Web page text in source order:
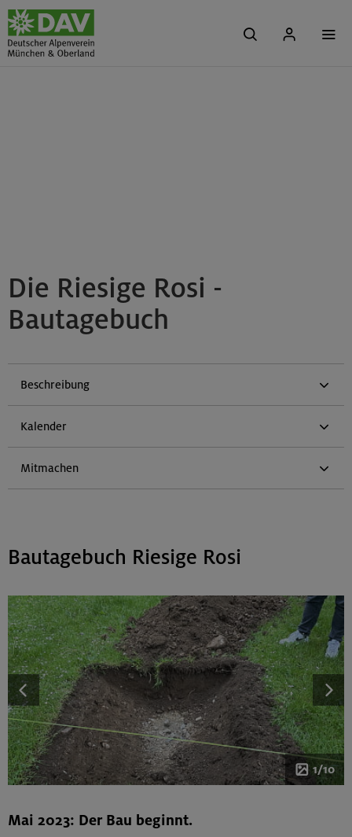
Die Riesige Rosi -
Bautagebuch
Beschreibung
Kalender
Mitmachen
Bautagebuch Riesige Rosi
1/10
Mai 2023: Der Bau beginnt.